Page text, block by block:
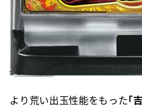
より荒い出玉性能をもった「